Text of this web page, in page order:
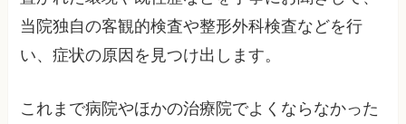
当院独自の客観的検査や整形外科検査などを行
い、症状の原因を見つけ出します。
これまで病院やほかの治療院でよくならなかった